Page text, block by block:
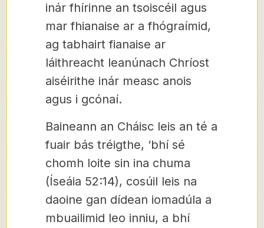
inár fhírinne an tsoiscéil agus
mar fhianaise ar a fhógraímid,
ag tabhairt fianaise ar
láithreacht leanúnach Chríost
aiséirithe inár measc anois
agus i gcónaí.
Baineann an Cháisc leis an té a
fuair bás tréigthe, ‘bhí sé
chomh loite sin ina chuma
(Íseáia 52:14), cosúil leis na
daoine gan dídean iomadúla a
mbuailimid leo inniu, a bhí